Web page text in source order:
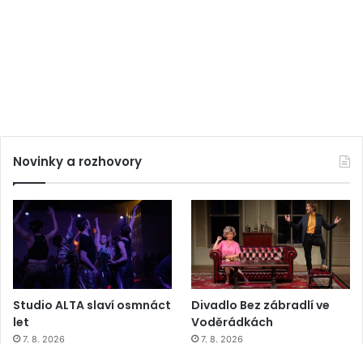
Novinky a rozhovory
Studio ALTA slaví osmnáct
let
7. 8. 2026
Divadlo Bez zábradlí ve
Voděrádkách
7. 8. 2026